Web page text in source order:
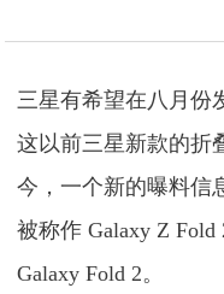
三星有希望在八月份
这以前三星新款的折
今，一个新的曝料信
被称作 Galaxy Z
Galaxy Fold 2。